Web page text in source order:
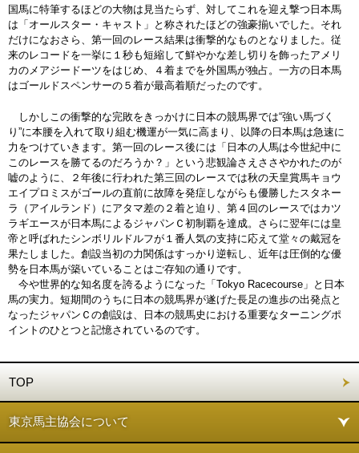
国馬に特筆するほどの大物は見当たらず、対してこれを迎え撃つ日本馬
は「オールスター・キャスト」と称されたほどの強豪揃いでした。それ
だけになおさら、第一回のレース結果は衝撃的なものとなりました。従
来のレコードを一挙に１秒も短縮して鮮やかな差し切りを飾ったアメリ
カのメアジードーツをはじめ、４着までを外国馬が独占。一方の日本馬
はゴールドスペンサーの５着が最高着順だったのです。
しかしこの衝撃的な完敗をきっかけに日本の競馬界では“強い馬づく
り”に本腰を入れて取り組む機運が一気に高まり、以降の日本馬は急速に
力をつけていきます。第一回のレース後には「日本の人馬は今世紀中に
このレースを勝てるのだろうか？」という悲観論さえささやかれたのが
嘘のように、２年後に行われた第三回のレースでは秋の天皇賞馬キョウ
エイプロミスがゴールの直前に故障を発症しながらも優勝したスタネー
ラ（アイルランド）にアタマ差の２着と迫り、第４回のレースではカツ
ラギエースが日本馬によるジャパンＣ初制覇を達成。さらに翌年には皇
帝と呼ばれたシンボリルドルフが１番人気の支持に応えて堂々の戴冠を
果たしました。創設当初の力関係はすっかり逆転し、近年は圧倒的な優
勢を日本馬が築いていることはご存知の通りです。
今や世界的な知名度を誇るようになった「Tokyo Racecourse」と日本
馬の実力。短期間のうちに日本の競馬界が遂げた長足の進歩の出発点と
なったジャパンＣの創設は、日本の競馬史における重要なターニングポ
イントのひとつと記憶されているのです。
TOP
東京馬主協会について